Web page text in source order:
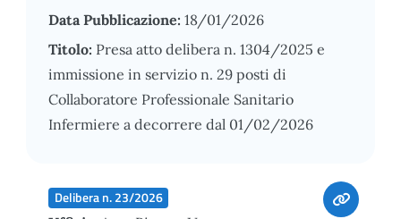
Data Pubblicazione: 18/01/2026
Titolo: Presa atto delibera n. 1304/2025 e
immissione in servizio n. 29 posti di
Collaboratore Professionale Sanitario
Infermiere a decorrere dal 01/02/2026
Delibera n. 23/2026